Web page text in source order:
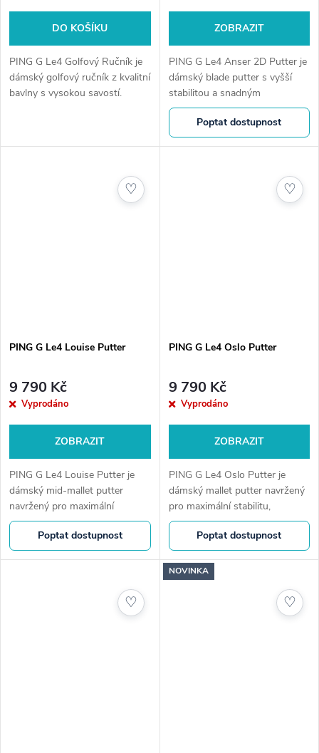
DO KOŠÍKU
PING G Le4 Golfový Ručník je
dámský golfový ručník z kvalitní
bavlny s vysokou savostí.
ZOBRAZIT
PING G Le4 Anser 2D Putter je
dámský blade putter s vyšší
stabilitou a snadným
zaměřením. Kombinuje klasický
tvar Anser s moderními
technologiemi pro přesnější a
Poptat dostupnost
PING G Le4 Louise Putter
9 790 Kč
Vyprodáno
ZOBRAZIT
PING G Le4 Louise Putter je
dámský mid-mallet putter
navržený pro maximální
stabilitu, snadné zaměření a
konzistentní kontrolu
vzdálenosti. Ideální volba pro
Poptat dostupnost
♡
PING G Le4 Oslo Putter
9 790 Kč
Vyprodáno
ZOBRAZIT
PING G Le4 Oslo Putter je
dámský mallet putter navržený
pro maximální stabilitu,
jednoduché zaměření a
konzistentní kontrolu
vzdálenosti. Ideální volba pro
hráčky s rovnějším...
Poptat dostupnost
♡
♡
NOVINKA
♡